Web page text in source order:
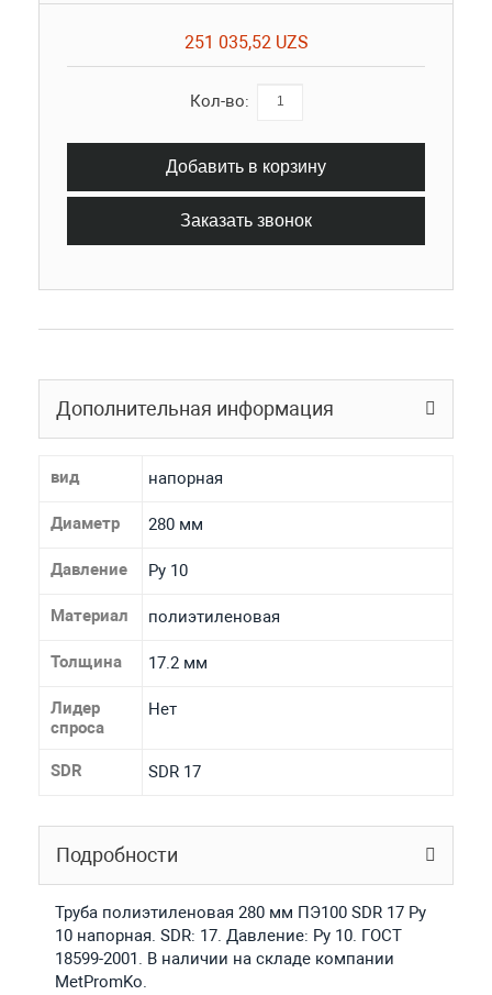
251 035,52 UZS
Кол-во:
Добавить в корзину
Заказать звонок
Дополнительная информация
вид напорная
Диаметр 280 мм
Давление Ру 10
Материал полиэтиленовая
Толщина 17.2 мм
Лидер
спроса
Нет
SDR SDR 17
Подробности
Труба полиэтиленовая 280 мм ПЭ100 SDR 17 Ру
10 напорная. SDR: 17. Давление: Ру 10. ГОСТ
18599-2001. В наличии на складе компании
MetPromKo.